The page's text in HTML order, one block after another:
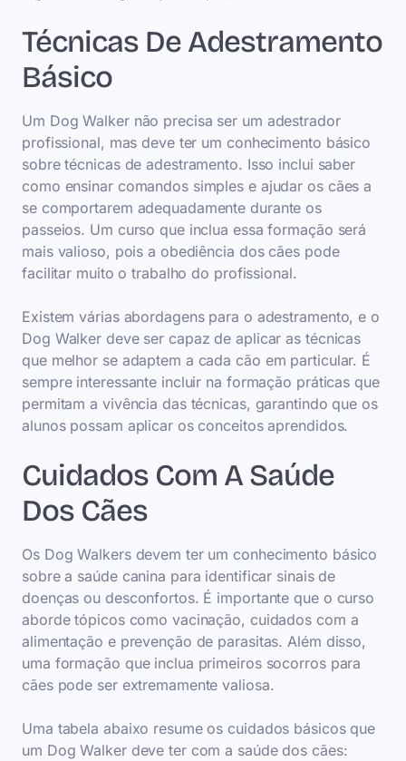
Técnicas De Adestramento
Básico
Um Dog Walker não precisa ser um adestrador
profissional, mas deve ter um conhecimento básico
sobre técnicas de adestramento. Isso inclui saber
como ensinar comandos simples e ajudar os cães a
se comportarem adequadamente durante os
passeios. Um curso que inclua essa formação será
mais valioso, pois a obediência dos cães pode
facilitar muito o trabalho do profissional.
Existem várias abordagens para o adestramento, e o
Dog Walker deve ser capaz de aplicar as técnicas
que melhor se adaptem a cada cão em particular. É
sempre interessante incluir na formação práticas que
permitam a vivência das técnicas, garantindo que os
alunos possam aplicar os conceitos aprendidos.
Cuidados Com A Saúde
Dos Cães
Os Dog Walkers devem ter um conhecimento básico
sobre a saúde canina para identificar sinais de
doenças ou desconfortos. É importante que o curso
aborde tópicos como vacinação, cuidados com a
alimentação e prevenção de parasitas. Além disso,
uma formação que inclua primeiros socorros para
cães pode ser extremamente valiosa.
Uma tabela abaixo resume os cuidados básicos que
um Dog Walker deve ter com a saúde dos cães: